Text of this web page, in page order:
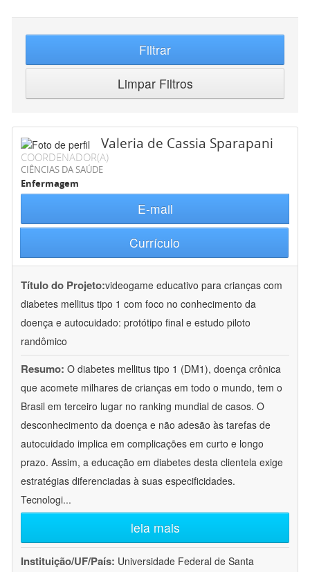
Filtrar
Limpar Filtros
Valeria de Cassia Sparapani
COORDENADOR(A)
CIÊNCIAS DA SAÚDE
Enfermagem
E-mail
Currículo
Título do Projeto:videogame educativo para crianças com
diabetes mellitus tipo 1 com foco no conhecimento da
doença e autocuidado: protótipo final e estudo piloto
randômico
Resumo: O diabetes mellitus tipo 1 (DM1), doença crônica
que acomete milhares de crianças em todo o mundo, tem o
Brasil em terceiro lugar no ranking mundial de casos. O
desconhecimento da doença e não adesão às tarefas de
autocuidado implica em complicações em curto e longo
prazo. Assim, a educação em diabetes desta clientela exige
estratégias diferenciadas à suas especificidades.
Tecnologi...
leia mais
Instituição/UF/País: Universidade Federal de Santa